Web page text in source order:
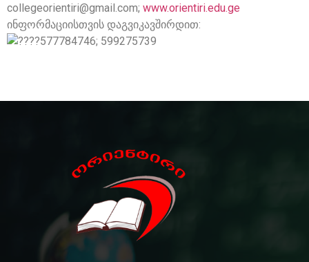
collegeorientiri@gmail.com; www.orientiri.edu.ge
ინფორმაციისთვის დაგვიკავშირდით:
577784746; 599275739